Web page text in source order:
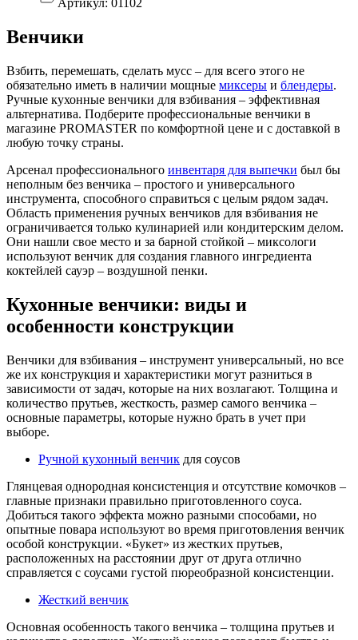
Артикул: 01102
Венчики
Взбить, перемешать, сделать мусс – для всего этого не
обязательно иметь в наличии мощные миксеры и блендеры.
Ручные кухонные венчики для взбивания – эффективная
альтернатива. Подберите профессиональные венчики в
магазине PROMASTER по комфортной цене и с доставкой в
любую точку страны.
Арсенал профессионального инвентаря для выпечки был бы
неполным без венчика – простого и универсального
инструмента, способного справиться с целым рядом задач.
Область применения ручных венчиков для взбивания не
ограничивается только кулинарией или кондитерским делом.
Они нашли свое место и за барной стойкой – миксологи
используют венчик для создания главного ингредиента
коктейлей сауэр – воздушной пенки.
Кухонные венчики: виды и
особенности конструкции
Венчики для взбивания – инструмент универсальный, но все
же их конструкция и характеристики могут разниться в
зависимости от задач, которые на них возлагают. Толщина и
количество прутьев, жесткость, размер самого венчика –
основные параметры, которые нужно брать в учет при
выборе.
Ручной кухонный венчик для соусов
Глянцевая однородная консистенция и отсутствие комочков –
главные признаки правильно приготовленного соуса.
Добиться такого эффекта можно разными способами, но
опытные повара используют во время приготовления венчик
особой конструкции. «Букет» из жестких прутьев,
расположенных на расстоянии друг от друга отлично
справляется с соусами густой пюреобразной консистенции.
Жесткий венчик
Основная особенность такого венчика – толщина прутьев и